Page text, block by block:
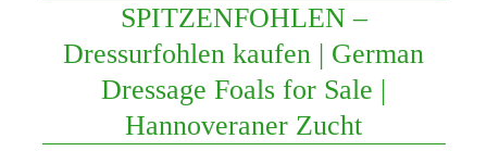
SPITZENFOHLEN –
Dressurfohlen kaufen | German
Dressage Foals for Sale |
Hannoveraner Zucht